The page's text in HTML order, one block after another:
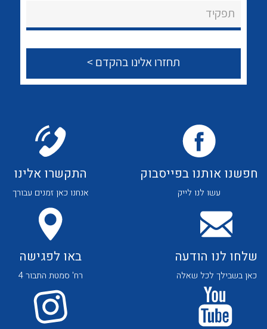
צור קשר
לכל מוצרי היצרן לכל מוצרי היצרן
תפקיד
חפשנו אותנו בפייסבוק
עשו לנו לייק
התקשרו אלינו
אנחנו כאן זמנים עבורך
שלחו לנו הודעה
כאן בשבילך לכל שאלה
באו לפגישה
רח' סמטת התבור 4